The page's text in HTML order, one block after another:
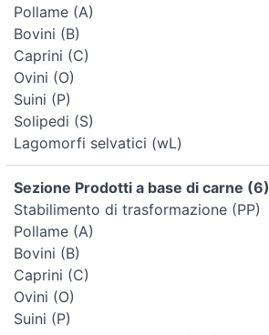
Pollame (A)
Bovini (B)
Caprini (C)
Ovini (O)
Suini (P)
Solipedi (S)
Lagomorfi selvatici (wL)
Sezione Prodotti a base di carne (6)
Stabilimento di trasformazione (PP)
Pollame (A)
Bovini (B)
Caprini (C)
Ovini (O)
Suini (P)